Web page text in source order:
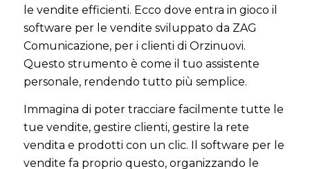
le vendite efficienti. Ecco dove entra in gioco il
software per le vendite sviluppato da ZAG
Comunicazione, per i clienti di Orzinuovi.
Questo strumento è come il tuo assistente
personale, rendendo tutto più semplice.
Immagina di poter tracciare facilmente tutte le
tue vendite, gestire clienti, gestire la rete
vendita e prodotti con un clic. Il software per le
vendite fa proprio questo, organizzando le